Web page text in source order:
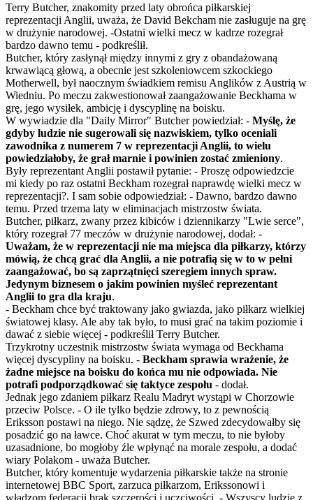
Terry Butcher, znakomity przed laty obrońca piłkarskiej
reprezentacji Anglii, uważa, że David Bekcham nie zasługuje na grę
w drużynie narodowej. -Ostatni wielki mecz w kadrze rozegrał
bardzo dawno temu - podkreślił.
Butcher, który zasłynął między innymi z gry z obandażowaną
krwawiącą głową, a obecnie jest szkoleniowcem szkockiego
Motherwell, był naocznym świadkiem remisu Anglików z Austrią w
Wiedniu. Po meczu zakwestionował zaangażowanie Beckhama w
grę, jego wysiłek, ambicję i dyscyplinę na boisku.
W wywiadzie dla "Daily Mirror" Butcher powiedział: - Myślę, że
gdyby ludzie nie sugerowali się nazwiskiem, tylko oceniali
zawodnika z numerem 7 w reprezentacji Anglii, to wielu
powiedziałoby, że grał marnie i powinien zostać zmieniony.
Były reprezentant Anglii postawił pytanie: - Proszę odpowiedzcie
mi kiedy po raz ostatni Beckham rozegrał naprawdę wielki mecz w
reprezentacji?. I sam sobie odpowiedział: - Dawno, bardzo dawno
temu. Przed trzema laty w eliminacjach mistrzostw świata.
Butcher, piłkarz, zwany przez kibiców i dziennikarzy "Lwie serce",
który rozegrał 77 meczów w drużynie narodowej, dodał: -
Uważam, że w reprezentacji nie ma miejsca dla piłkarzy, którzy
mówią, że chcą grać dla Anglii, a nie potrafią się w to w pełni
zaangażować, bo są zaprzątnięci szeregiem innych spraw.
Jedynym biznesem o jakim powinien myśleć reprezentant
Anglii to gra dla kraju.
- Beckham chce być traktowany jako gwiazda, jako piłkarz wielkiej
światowej klasy. Ale aby tak było, to musi grać na takim poziomie i
dawać z siebie więcej - podkreślił Terry Butcher.
Trzykrotny uczestnik mistrzostw świata wymaga od Beckhama
więcej dyscypliny na boisku. - Beckham sprawia wrażenie, że
żadne miejsce na boisku do końca mu nie odpowiada. Nie
potrafi podporządkować się taktyce zespołu - dodał.
Jednak jego zdaniem piłkarz Realu Madryt wystąpi w Chorzowie
przeciw Polsce. - O ile tylko będzie zdrowy, to z pewnością
Eriksson postawi na niego. Nie sądzę, że Szwed zdecydowałby się
posadzić go na ławce. Choć akurat w tym meczu, to nie byłoby
uzasadnione, bo mogłoby źle wpłynąć na morale zespołu, a dodać
wiary Polakom - uważa Butcher.
Butcher, który komentuje wydarzenia piłkarskie także na stronie
internetowej BBC Sport, zarzuca piłkarzom, Erikssonowi i
władzom federacji brak szczerości i uczciwości. - Wszyscy ludzie z